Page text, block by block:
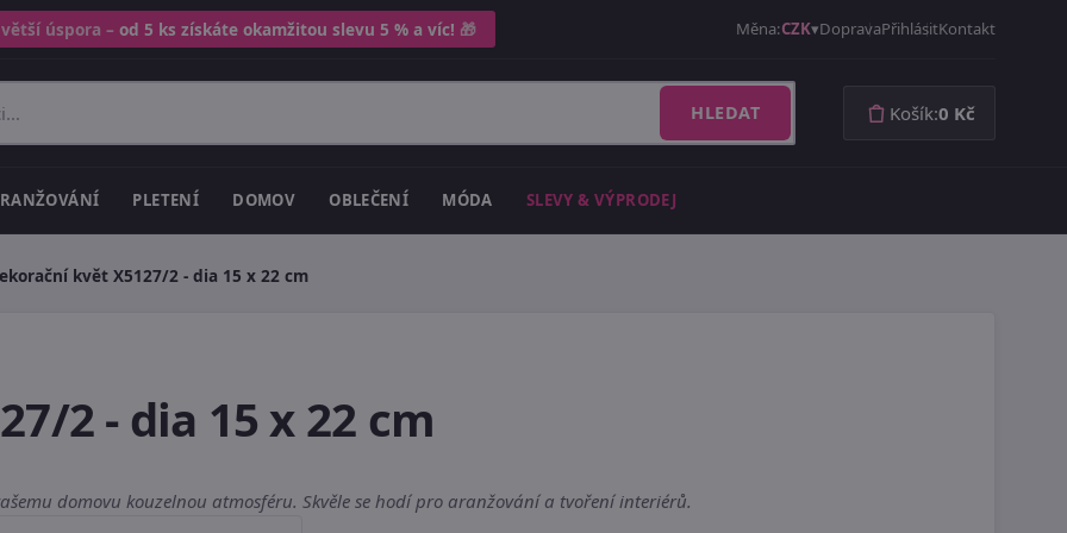
úspora – od 5 ks získáte okamžitou slevu 5 % a víc! 🎁 Měna:CZK DopravaPřihlásitKontakt
HLEDAT Košík:0 Kč
PLETENÍ DOMOV OBLEČENÍ MÓDA SLEVY & VÝPRODEJ
květ X5127/2 - dia 15 x 22 cm
2 - dia 15 x 22 cm
domovu kouzelnou atmosféru. Skvěle se hodí pro aranžování a tvoření interiérů.